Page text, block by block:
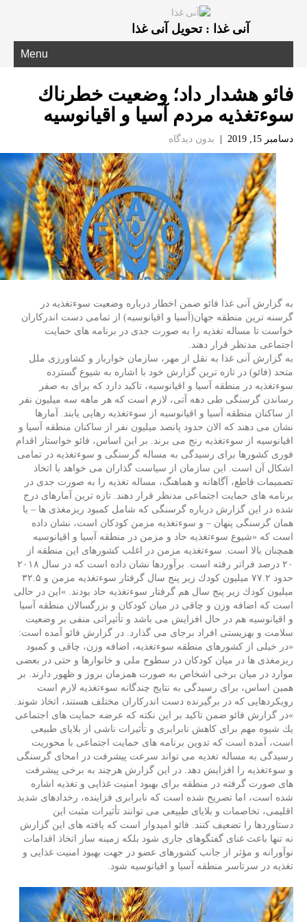
آنی غذا : تحویل آنی غذا
Menu
فائو هشدار داد؛ وضعیت خطرناك
سوءتغذیه مردم آسیا و اقیانوسیه
دسامبر 15, 2019 | بدون دیدگاه
به گزارش آنی غذا فائو ضمن اخطار درباره وضعیت سوءتغذیه در
گرسنه ترین منطقه جهان(آسیا و اقیانوسیه) از تمامی دست اندركاران
خواست تا مساله تغذیه را به صورت جدی در برنامه های حمایت
اجتماعی مدنظر قرار دهند.
به گزارش آنی غذا به نقل از مهر، سازمان خواربار و كشاورزی ملل
متحد (فائو) در تازه ترین گزارش خود با اشاره به شیوع گسترده
سوءتغذیه در منطقه آسیا و اقیانوسیه، تاكید دارد كه برای به صفر
رساندن گرسنگی طی دهه آتی، لازم است كه هر ماهه سه میلیون نفر
از ساكنان منطقه آسیا و اقیانوسیه از سوءتغذیه رهایی یابند. آمارها
نشان می دهند كه الان حدود پانصد میلیون نفر از ساكنان منطقه آسیا و
اقیانوسیه از سوءتغذیه رنج می برند. بر این اساس، فائو خواستار اقدام
فوری كشورها برای رسیدگی به مساله گرسنگی و سوءتغذیه در تمامی
اشكال آن است. این سازمان از سیاست گذاران می خواهد با اتخاذ
تصمیمات قاطع، آگاهانه و هماهنگ، مساله تغذیه را به صورت جدی در
برنامه های حمایت اجتماعی مدنظر قرار دهند. تازه ترین آمارهای درج
شده در این گزارش درباره گرسنگی كه شامل كمبود ریزمغذی ها – یا
همان گرسنگی پنهان – و سوءتغذیه مزمن كودكان است، نشان داده
است كه «شیوع سوءتغذیه حاد و مزمن در منطقه آسیا و اقیانوسیه
همچنان بالا است. سوءتغذیه مزمن در اغلب كشورهای این منطقه از
۲۰ درصد فراتر رفته است. برآوردها نشان داده است كه در سال ۲۰۱۸
حدود ۷۷.۲ میلیون كودك زیر پنج سال گرفتار سوءتغذیه مزمن و ۳۲.۵
میلیون كودك زیر پنج سال هم گرفتار سوءتغذیه حاد بودند. »این در حالی
است كه اضافه وزن و چاقی در میان كودكان و بزرگسالان منطقه آسیا
و اقیانوسیه هم در حال افزایش می باشد و تأثیراتی منفی بر وضعیت
سلامت و بهزیستی افراد برجای می گذارد. در گزارش فائو آمده است:
«در خیلی از كشورهای منطقه سوءتغذیه، اضافه وزن، چاقی و كمبود
ریزمغذی ها در میان كودكان در سطوح ملی و خانوارها و حتی در بعضی
موارد در میان برخی اشخاص به صورت همزمان بروز و ظهور دارند. بر
همین اساس، برای رسیدگی به نتایج چندگانه سوءتغذیه لازم است
رویكردهایی كه در برگیرنده دست اندركاران مختلف هستند، اتخاذ شوند.
»در گزارش فائو ضمن تاكید بر این نكته كه عرضه حمایت های اجتماعی
یك شیوه مهم برای كاهش نابرابری و تأثیرات ناشی از بلایای طبیعی
است، آمده است كه تدوین برنامه های حمایت اجتماعی با محوریت
رسیدگی به مساله تغذیه می تواند سرعت پیشرفت در امحای گرسنگی
و سوءتغذیه را افزایش دهد. در این گزارش هرچند به برخی پیشرفت
های صورت گرفته در منطقه برای بهبود امنیت غذایی و تغذیه اشاره
شده است، اما تصریح شده است كه نابرابری فزاینده، رخدادهای شدید
اقلیمی، تخاصمات و بلایای طبیعی می توانند تأثیرات مثبت این
دستاوردها را تضعیف كنند. فائو امیدوار است كه یافته های این گزارش
نه تنها باعث غنای گفتگوهای جاری شود بلكه زمینه ساز اتخاذ اقدامات
نوآورانه و مؤثر از جانب كشورهای عضو در جهت بهبود امنیت غذایی و
تغذیه در سرتاسر منطقه آسیا و اقیانوسیه شود.